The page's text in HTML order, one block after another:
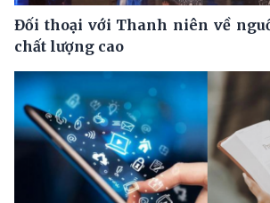
Đối thoại với Thanh niên về
chất lượng cao